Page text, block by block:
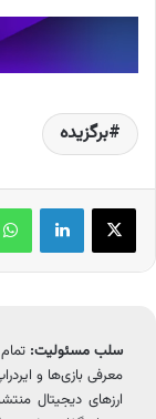
برگزیده
X
سلب مسئولیت:
معرفی بازی‌ها و
ارزهای دیجیتال